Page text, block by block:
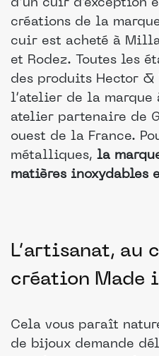
d’un cuir d’exception
créations de la
cuir est acheté à
et Rodez. Toutes les
des produits Hector
l’atelier de la marque
atelier partenaire de
ouest de la France.
métalliques, la
matières inoxydables
L’artisanat, au
création Made
Cela vous paraît
de bijoux demande